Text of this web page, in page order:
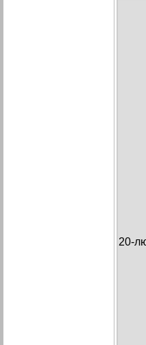
20-